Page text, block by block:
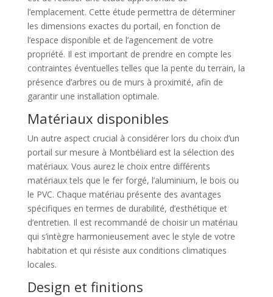
l’emplacement. Cette étude permettra de déterminer
les dimensions exactes du portail, en fonction de
l’espace disponible et de l’agencement de votre
propriété. Il est important de prendre en compte les
contraintes éventuelles telles que la pente du terrain, la
présence d’arbres ou de murs à proximité, afin de
garantir une installation optimale.
Matériaux disponibles
Un autre aspect crucial à considérer lors du choix d’un
portail sur mesure à Montbéliard est la sélection des
matériaux. Vous aurez le choix entre différents
matériaux tels que le fer forgé, l’aluminium, le bois ou
le PVC. Chaque matériau présente des avantages
spécifiques en termes de durabilité, d’esthétique et
d’entretien. Il est recommandé de choisir un matériau
qui s’intègre harmonieusement avec le style de votre
habitation et qui résiste aux conditions climatiques
locales.
Design et finitions